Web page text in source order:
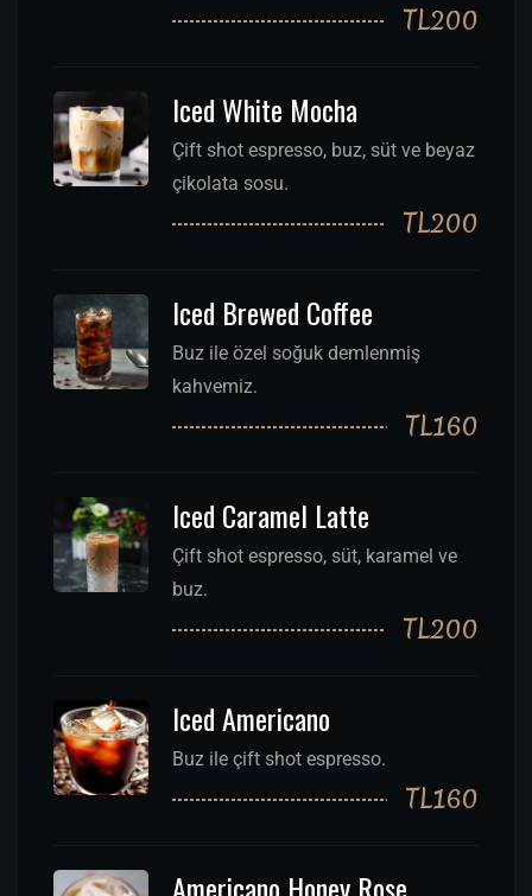
TL200
Iced White Mocha
Çift shot espresso, buz, süt ve beyaz
çikolata sosu.
TL200
Iced Brewed Coffee
Buz ile özel soğuk demlenmiş
kahvemiz.
TL160
Iced Caramel Latte
Çift shot espresso, süt, karamel ve
buz.
TL200
Iced Americano
Buz ile çift shot espresso.
TL160